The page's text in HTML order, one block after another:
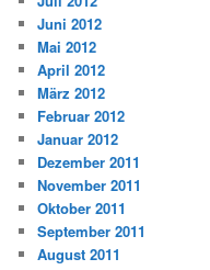
Juni 2012
Mai 2012
April 2012
März 2012
Februar 2012
Januar 2012
Dezember 2011
November 2011
Oktober 2011
September 2011
August 2011